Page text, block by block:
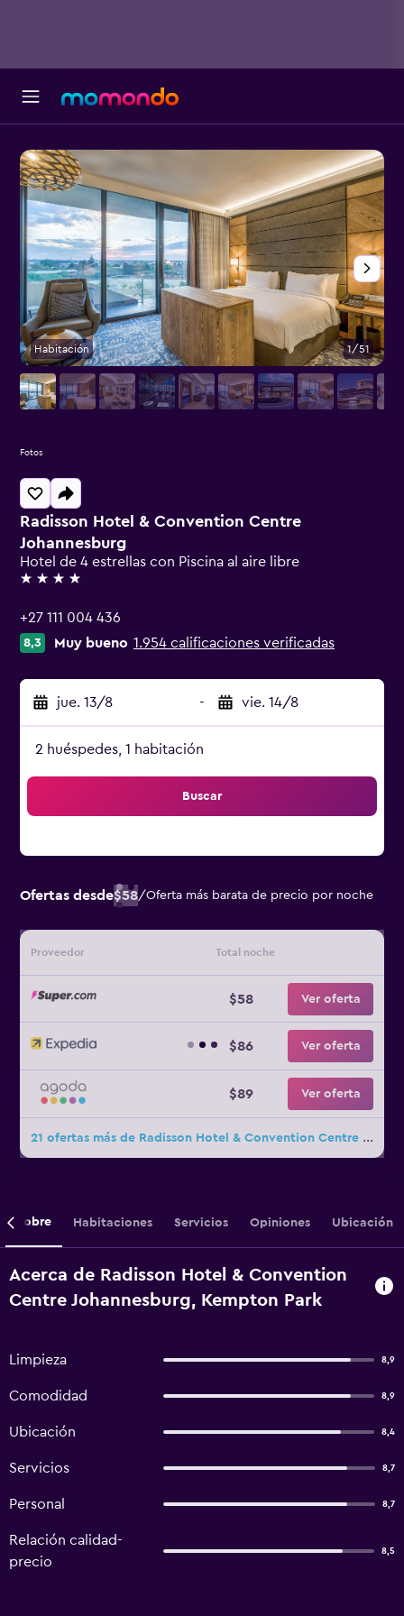
Radisson Hotel & Convention Centre
Johannesburg
Hotel de 4 estrellas con Piscina al aire libre
4 estrellas
+27 111 004 436
8,3 Muy bueno 1.954 calificaciones verificadas
jue. 13/8 - vie. 14/8
2 huéspedes, 1 habitación
Buscar
Ofertas desde$58/Oferta más barata de precio por noche
Proveedor Total noche
$58 Ver oferta
$86 Ver oferta
$89 Ver oferta
21 ofertas más de Radisson Hotel & Convention Centre Johannesburg
Habitación 1/51
Fotos
Sobre Habitaciones Servicios Opiniones Ubicación
Acerca de Radisson Hotel & Convention
Centre Johannesburg, Kempton Park
Limpieza 8,9
Comodidad 8,9
Ubicación 8,4
Servicios 8,7
Personal 8,7
Relación calidad-
precio
8,5